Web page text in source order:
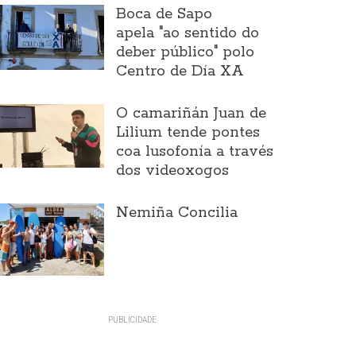
Boca de Sapo
apela "ao sentido do
deber público" polo
Centro de Día XA
O camariñán Juan de
Lilium tende pontes
coa lusofonía a través
dos videoxogos
Nemiña Concilia